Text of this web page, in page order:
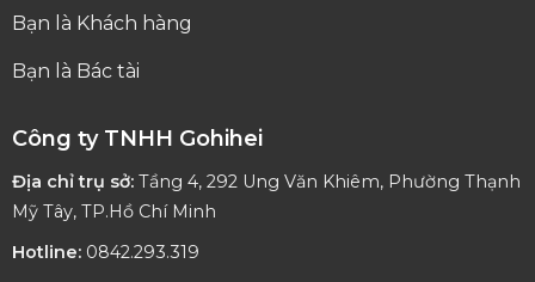
Bạn là Khách hàng
Bạn là Bác tài
Công ty TNHH Gohihei
Địa chỉ trụ sở:Tầng 4, 292 Ung Văn Khiêm, Phường Thạnh
Mỹ Tây, TP.Hồ Chí Minh
Hotline:0842.293.319